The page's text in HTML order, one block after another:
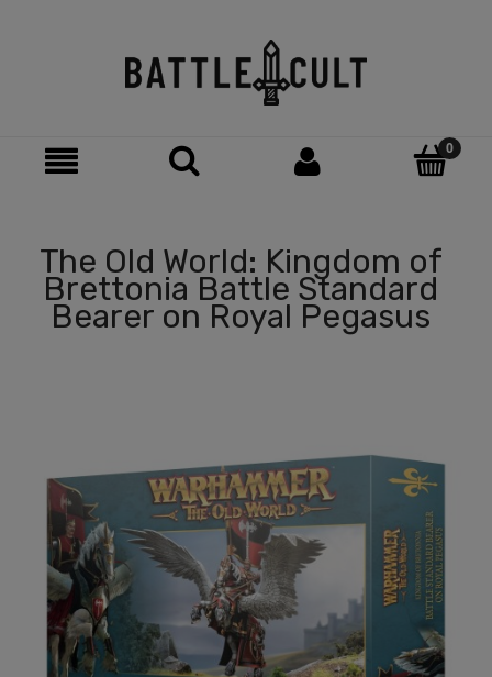
The Old World: Kingdom of
Brettonia Battle Standard
Bearer on Royal Pegasus